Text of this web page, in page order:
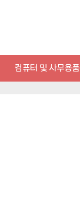
컴퓨터 및 사무용품